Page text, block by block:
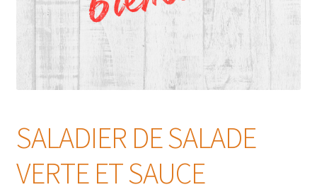
SALADIER DE SALADE
VERTE ET SAUCE